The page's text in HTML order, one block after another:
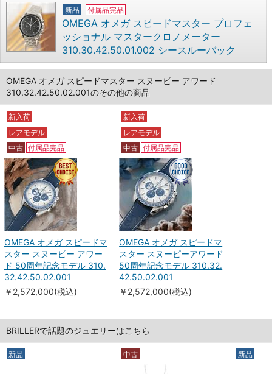
新品 付属品完品
OMEGA オメガ スピードマスター プロフェ
ッショナル マスタークロノメーター
310.30.42.50.01.002 シースルーバック
OMEGA オメガ スピードマスター スヌーピー アワード
310.32.42.50.02.001のその他の商品
新入荷
レアモデル
中古 付属品完品
OMEGA オメガ スピードマ
スター スヌーピー アワー
ド 50周年記念モデル 310.
32.42.50.02.001
￥2,572,000(税込)
新入荷
レアモデル
中古 付属品完品
OMEGA オメガ スピードマ
スター スヌーピーアワード
50周年記念モデル 310.32.
42.50.02.001
￥2,572,000(税込)
BRILLERで話題のジュエリーはこちら
新品 中古 新品